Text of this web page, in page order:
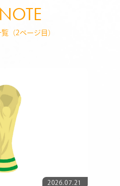
NOTE
（2ページ目）
2026.07.21